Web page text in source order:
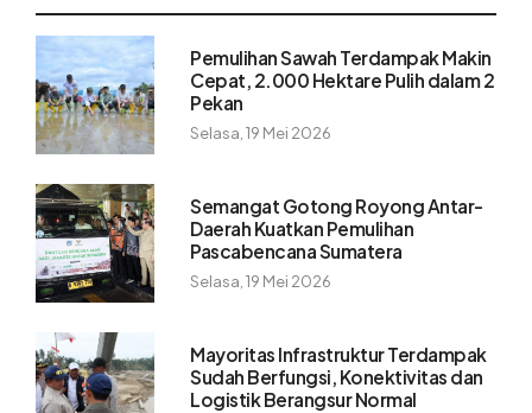
Pemulihan Sawah Terdampak Makin
Cepat, 2.000 Hektare Pulih dalam 2
Pekan
Selasa, 19 Mei 2026
Semangat Gotong Royong Antar-
Daerah Kuatkan Pemulihan
Pascabencana Sumatera
Selasa, 19 Mei 2026
Mayoritas Infrastruktur Terdampak
Sudah Berfungsi, Konektivitas dan
Logistik Berangsur Normal